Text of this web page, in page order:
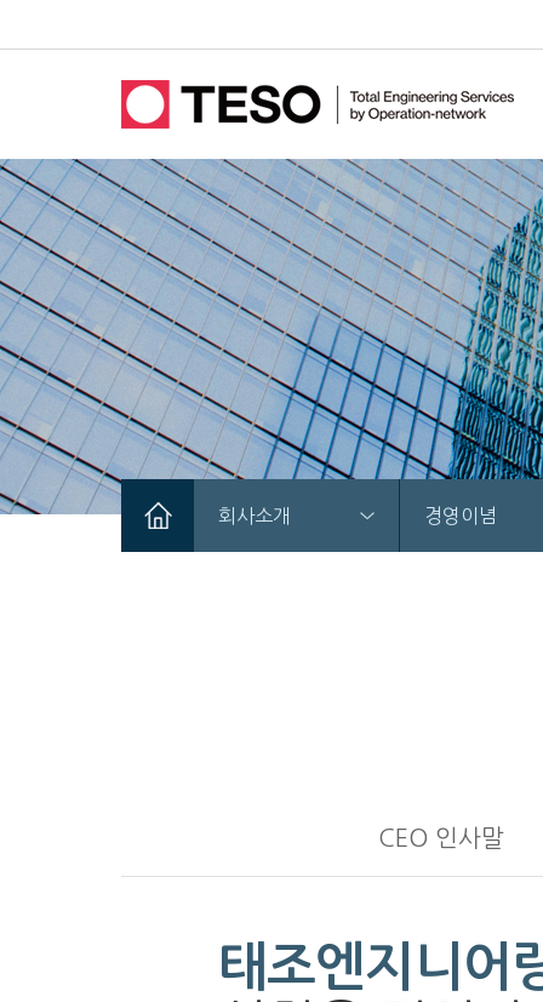
회사소개 경영이념
CEO 인사말
태조엔지니어